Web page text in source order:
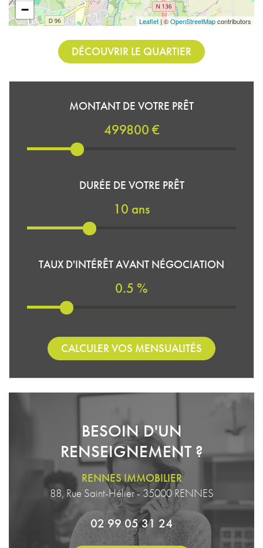
−
Leaflet | ©OpenStreetMapcontributors
DÉCOUVRIR LE QUARTIER
MONTANT DE VOTRE PRÊT
499800 €
DURÉE DE VOTRE PRÊT
10 ans
TAUX D'INTÉRÊT AVANT NÉGOCIATION
0.5 %
CALCULER VOS MENSUALITÉS
BESOIN D'UN
RENSEIGNEMENT ?
RENNES IMMOBILIER
88, Rue Saint-Hélier - 35000 RENNES
02 99 05 31 24